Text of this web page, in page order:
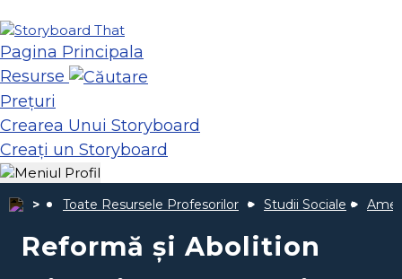
Pagina Principala
Resurse
Prețuri
Crearea Unui Storyboard
Creați un Storyboard
Toate Resursele Profesorilor Studii Sociale
Reformă și Abolition